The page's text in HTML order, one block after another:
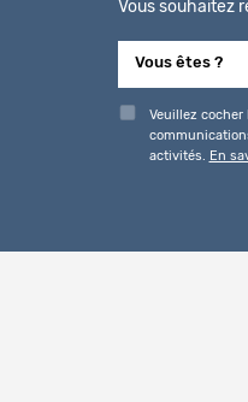
Vous souhaitez
Veuillez
activités. En